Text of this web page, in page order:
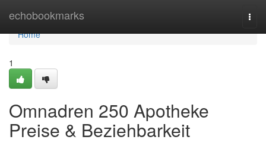
echobookmarks
Home
Home
1
Omnadren 250 Apotheke
Preise & Beziehbarkeit